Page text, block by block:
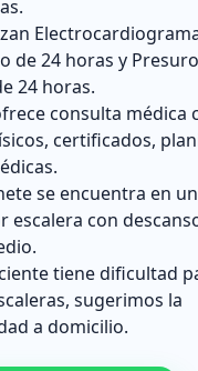
de 24 horas y
24 horas.
consulta médica
certificados,
se encuentra en
escalera con
tiene dificultad
sugerimos la
a domicilio.